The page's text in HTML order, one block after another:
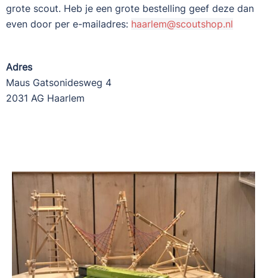
grote scout. Heb je een grote bestelling geef deze dan
even door per e-mailadres: haarlem@scoutshop.nl
Adres
Maus Gatsonidesweg 4
2031 AG Haarlem